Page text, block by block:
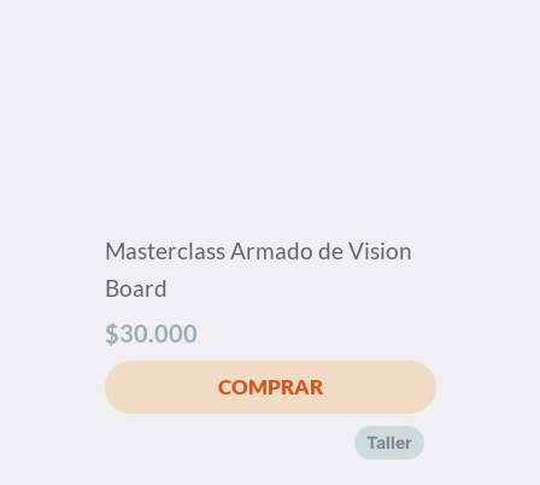
Masterclass Armado de Vision
Board
$30.000
Taller